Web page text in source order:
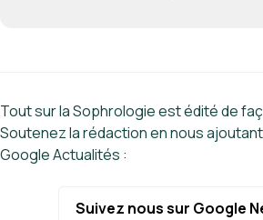
Tout sur la Sophrologie est édité de
Soutenez la rédaction en nous
Google Actualités :
Suivez nous sur Google